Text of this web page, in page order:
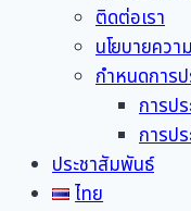
ติดต่อเรา
นโยบายคว
กำหนดการ
การป
การป
ประชาสัมพันธ์
ไทย